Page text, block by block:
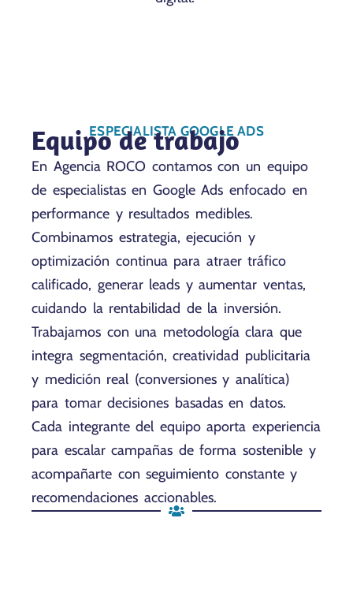
ESPECIALISTA GOOGLE ADS
Equipo de trabajo
En Agencia ROCO contamos con un equipo
de especialistas en Google Ads enfocado en
performance y resultados medibles.
Combinamos estrategia, ejecución y
optimización continua para atraer tráfico
calificado, generar leads y aumentar ventas,
cuidando la rentabilidad de la inversión.
Trabajamos con una metodología clara que
integra segmentación, creatividad publicitaria
y medición real (conversiones y analítica)
para tomar decisiones basadas en datos.
Cada integrante del equipo aporta experiencia
para escalar campañas de forma sostenible y
acompañarte con seguimiento constante y
recomendaciones accionables.